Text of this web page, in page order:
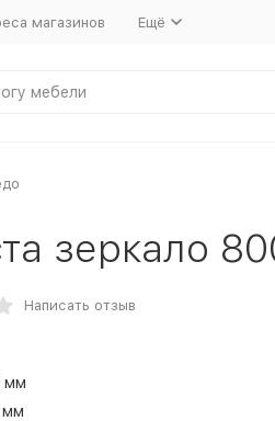
магазинов Ещё
зеркало
Написать отзыв
мм
мм